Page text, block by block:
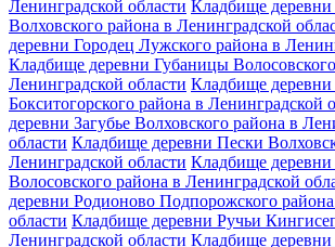
Ленинградской области Кладбище деревни
Волховского района в Ленинградской
деревни Городец Лужского района в
Кладбище деревни Губаницы
Ленинградской области Кладбище
Бокситогорского района в Ленинградской
деревни Загубье Волховского района в
области Кладбище деревни Пески
Ленинградской области Кладбище деревни
Волосовского района в Ленинградской
деревни Родионово Подпорожского
области Кладбище деревни Ручьи
Ленинградской области Кладбище